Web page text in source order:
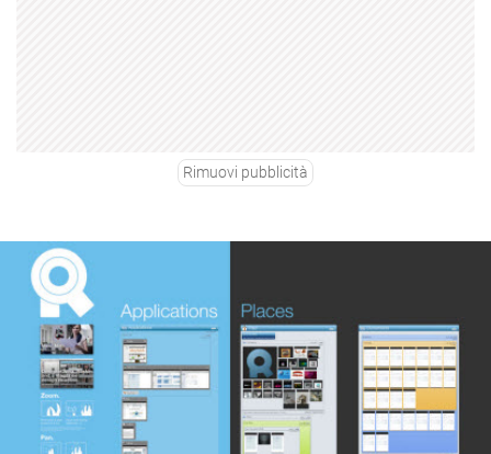
Rimuovi pubblicità